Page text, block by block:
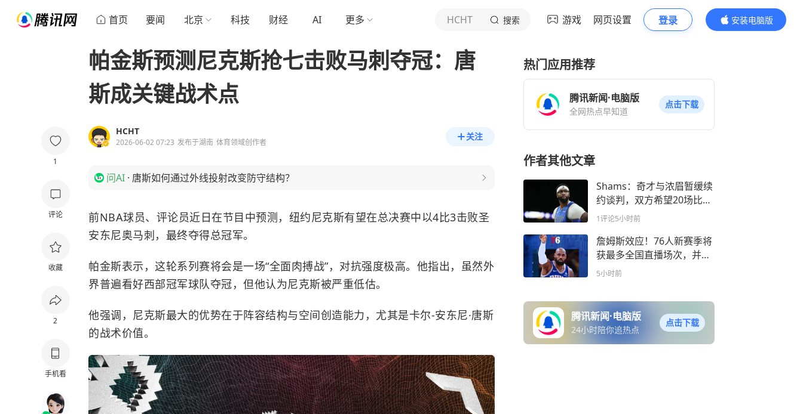
首页 要闻 北京 科技 财经 AI 更多 HCHT 搜索 游戏 网页设置 登录
安装电脑版
内容更精彩
1
评论
收藏
2
手机看
帕金斯预测尼克斯抢七击败马刺夺冠：唐
斯成关键战术点
HCHT
2026-06-02 07:23 发布于湖南 体育领域创作者
关注
问AI · 唐斯如何通过外线投射改变防守结构？
前NBA球员、评论员近日在节目中预测， 纽约尼克斯有望在总决赛中以4比3击败圣
安东尼奥马刺，最终夺得总冠军。
帕金斯表示，这轮系列赛将会是一场“全面肉搏战”，对抗强度极高。他指出，虽然外
界普遍看好西部冠军球队夺冠，但他认为尼克斯被严重低估。
他强调，尼克斯最大的优势在于阵容结构与空间创造能力，尤其是卡尔-安东尼·唐斯
的战术价值。
热门应用推荐
腾讯新闻·电脑版
全网热点早知道
点击下载
作者其他文章
Shams：奇才与浓眉暂缓续
约谈判，双方希望20场比赛
后再决定是否合作
1评论5小时前
詹姆斯效应！76人新赛季将
获最多全国直播场次，并亮
相揭幕战与圣诞大战
5小时前
腾讯新闻·电脑版
24小时陪你追热点
点击下载